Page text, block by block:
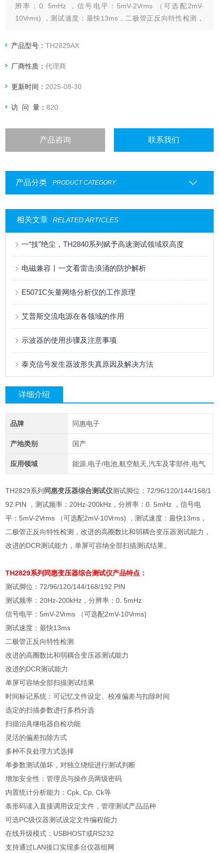
辨率：0. 5mHz ，信号电平：5mV-2Vrms （可选配2mV-
10Vrms) ，测试速度：最快13ms，二极管正反向特性检测，
力，单屏可容纳全部扫描测试结果。
产品型号：TH2829AX
厂商性质：代理商
更新时间： 2025-08-30
访 问 量：820
产品咨询 联系我们
产品分类 PRODUCT CATEGORY
相关文章 RELATED ARTICLES
一“技”绝尘，TH2840系列赋予高速测试领域双高度
电磁兼容丨一文看雷击浪涌的防护解析
E5071C矢量网络分析仪的工作原理
艾普斯交流电源在各领域的作用
示波器的使用步骤及注意事项
泰克信号发生器波形失真原因及解决方法
详细介绍
品牌 同惠电子
产地类别 国产
应用领域 能源,电子/电池,航空航天,汽车及零部件,电气
TH2829系列 同惠变压器综合测试仪测试脚位：72/96/120/144/168/1
92 PIN ，测试频率：20Hz-200kHz，分辨率：0. 5mHz ，信号电
平：5mV-2Vrms （可选配2mV-10Vrms) ，测试速度：最快13ms，
二极管正反向特性检测，改进的高圈数比和弱耦合变压器测试能力，
改进的DCR测试能力，单屏可容纳全部扫描测试结果。
TH2829系列 同惠变压器综合测试仪产品特点：
测试脚位：72/96/120/144/168/192 PIN
测试频率： 20Hz-200kHz ，分辨率：0. 5mHz
信号电平：5mV-2Vrms （可选配2mV-10Vrms)
测试速度：最快13ms
二极管正反向特性检测
改进的高圈数比和弱耦合变压器测试能力
改进的DCR测试能力
单屏可容纳全部扫描测试结果
时间标记系统：可记忆文件设定、校准偏差与扣除时间
选定的扫描参数进行多档分选
扫描治具继电器自检功能
灵活的偏差扣除方式
多种不良处理方式选择
单参数测试循坏，对独立绕组进行测试判断
增加安全性：管理员与操作员两级密码
内置统计分析能力：Cpk, Cp, Ck等
条形码读入直接调用设定文件，管理测试产品品种
可选PC级仪器测试设定文件编程能力
在线升级模式： USBHOST或RS232
支持通过LAN接口实现多台仪器组网